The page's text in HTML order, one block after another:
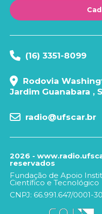
(16) 3351-8099
Rodovia
Jardim Guanabara ,
radio@ufscar.br
2026 -
reservados
Fundação de Apoio
Científico e Tecnológico
CNPJ: 66.991.647/0001-